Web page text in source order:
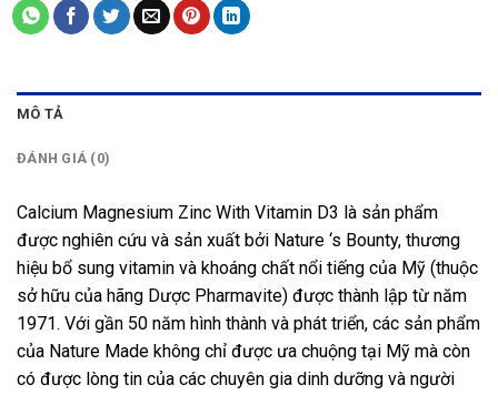
MÔ TẢ
ĐÁNH GIÁ (0)
Calcium Magnesium Zinc With Vitamin D3 là sản phẩm
được nghiên cứu và sản xuất bởi Nature ‘s Bounty, thương
hiệu bổ sung vitamin và khoáng chất nổi tiếng của Mỹ (thuộc
sở hữu của hãng Dược Pharmavite) được thành lập từ năm
1971. Với gần 50 năm hình thành và phát triển, các sản phẩm
của Nature Made không chỉ được ưa chuộng tại Mỹ mà còn
có được lòng tin của các chuyên gia dinh dưỡng và người